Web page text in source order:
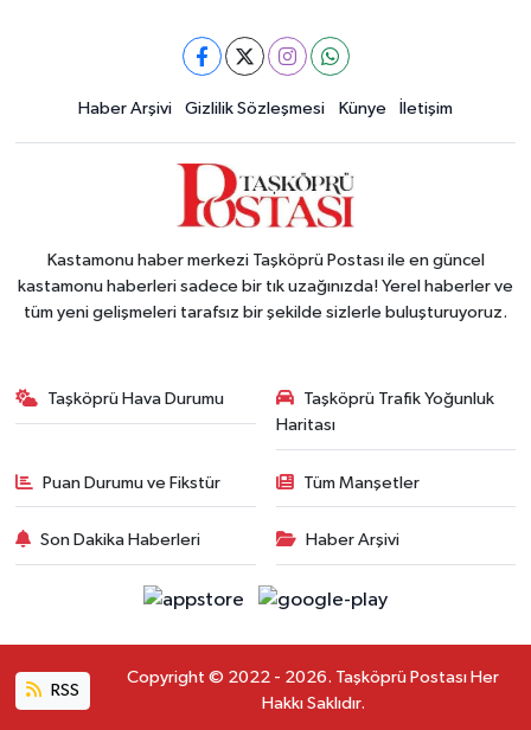
Haber Arşivi Gizlilik Sözleşmesi Künye İletişim
Kastamonu haber merkezi Taşköprü Postası ile en güncel
kastamonu haberleri sadece bir tık uzağınızda! Yerel haberler ve
tüm yeni gelişmeleri tarafsız bir şekilde sizlerle buluşturuyoruz.
Taşköprü Hava Durumu
Taşköprü Trafik Yoğunluk
Haritası
Puan Durumu ve Fikstür Tüm Manşetler
Son Dakika Haberleri Haber Arşivi
RSS
Copyright © 2022 - 2026. Taşköprü Postası Her
Hakkı Saklıdır.